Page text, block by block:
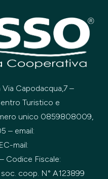
Capodacqua,7 –
Turistico e
unico 0859808009,
– email:
mail:
Codice Fiscale:
coop. N° A123899